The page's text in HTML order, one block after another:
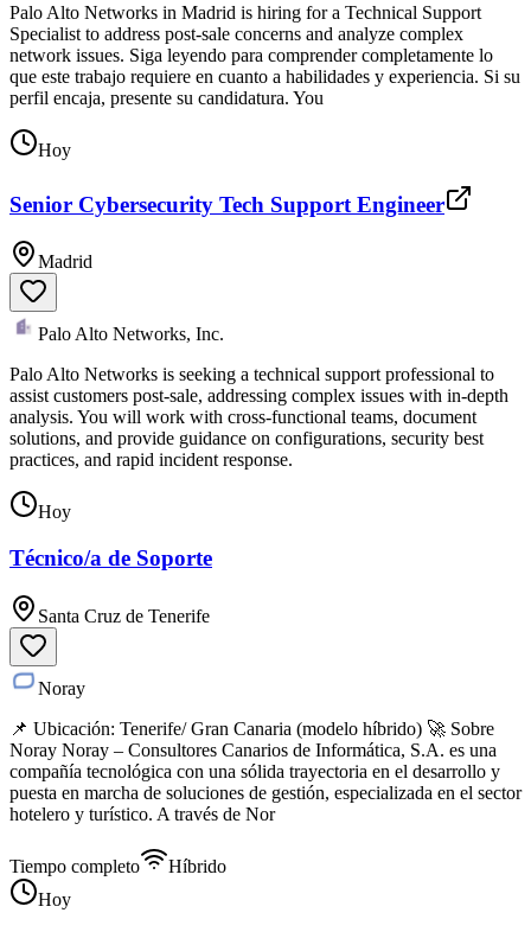
Palo Alto Networks in Madrid is hiring for a Technical Support
Specialist to address post-sale concerns and analyze complex
network issues. Siga leyendo para comprender completamente lo
que este trabajo requiere en cuanto a habilidades y experiencia. Si su
perfil encaja, presente su candidatura. You
Hoy
Senior Cybersecurity Tech Support Engineer
Madrid
Palo Alto Networks, Inc.
Palo Alto Networks is seeking a technical support professional to
assist customers post-sale, addressing complex issues with in-depth
analysis. You will work with cross-functional teams, document
solutions, and provide guidance on configurations, security best
practices, and rapid incident response.
Hoy
Técnico/a de Soporte
Santa Cruz de Tenerife
Noray
📌 Ubicación: Tenerife/ Gran Canaria (modelo híbrido) 🚀 Sobre
Noray Noray – Consultores Canarios de Informática, S.A. es una
compañía tecnológica con una sólida trayectoria en el desarrollo y
puesta en marcha de soluciones de gestión, especializada en el sector
hotelero y turístico. A través de Nor
Tiempo completo
Híbrido
Hoy